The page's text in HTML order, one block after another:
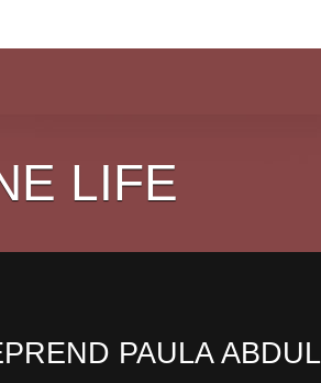
LIFE
PAULA ABDUL